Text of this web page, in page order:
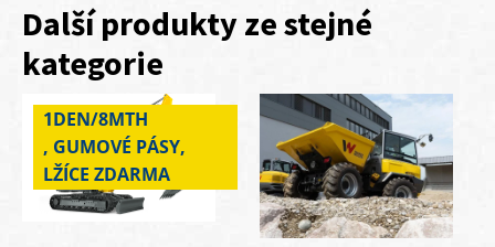
Další produkty ze stejné
kategorie
1DEN/8MTH
, GUMOVÉ PÁSY,
LŽÍCE ZDARMA